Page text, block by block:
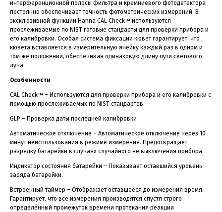
интерференционной полосы фильтра и кремниевого фотодетектора
постоянно обеспечивает точность фотометрических измерений. В
эксклюзивной функции Hanna CAL Check™ используются
прослеживаемые по NIST готовые стандарты для проверки прибора и
его калибровки. Особая система фиксации кювет гарантирует, что
кювета вставляется в измерительную ячейку каждый раз в одном и
том же положении, обеспечивая одинаковую длину пути светового
луча.
Особенности
CAL Check™ – Используются для проверки прибора и его калибровки с
помощью прослеживаемых по NIST стандартов.
GLP – Проверка даты последней калибровки
Автоматическое отключение – Автоматическое отключение через 10
минут неиспользования в режиме измерения. Предотвращает
разрядку батарейки в случаях случайного не выключения прибора.
Индикатор состояния батарейки – Показывает оставшийся уровень
заряда батарейки.
Встроенный таймер – Отображает оставшееся до измерения время.
Гарантирует, что все измерения производятся спустя строго
определённый промежуток времени протекания реакции